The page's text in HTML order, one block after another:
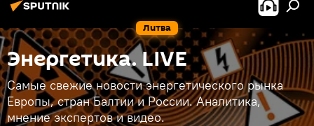
Литва
Энергетика. LIVE
Самые свежие новости энергетического рынка
Европы, стран Балтии и России. Аналитика,
мнение экспертов и видео.